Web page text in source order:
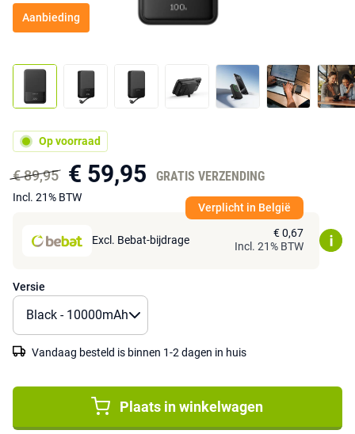
Aanbieding
Op voorraad
€ 89,95 € 59,95 GRATIS VERZENDING
Incl. 21% BTW
Excl. Bebat-bijdrage
€ 0,67
Incl. 21% BTW
Verplicht in België
Versie
Vandaag besteld is binnen 1-2 dagen in huis
Plaats in winkelwagen